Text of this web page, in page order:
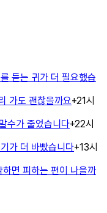
듣는 귀가 더 필요했습
가도 괜찮을까요+21시
수가 줄었습니다+22시
가 더 바빴습니다+13시
면 피하는 편이 나을까